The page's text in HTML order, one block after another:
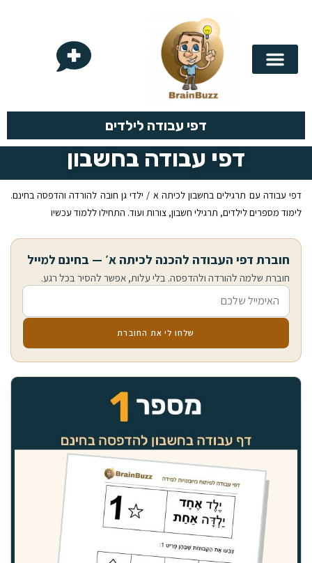
דפי עבודה לילדים
דפי עבודה בחשבון
דפי עבודה עם תרגילים בחשבון לכיתה א / ילדי גן חובה להורדה והדפסה בחינם.
לימוד מספרים לילדים, תרגילי חשבון, צורות ועוד. התחילו ללמוד עכשיו
חוברת דפי העבודה להכנה לכיתה א׳ — בחינם למייל
חוברת שלמה להורדה ולהדפסה. בלי עלות, אפשר להסיר בכל רגע.
אימייל
שלחו לי את החוברת